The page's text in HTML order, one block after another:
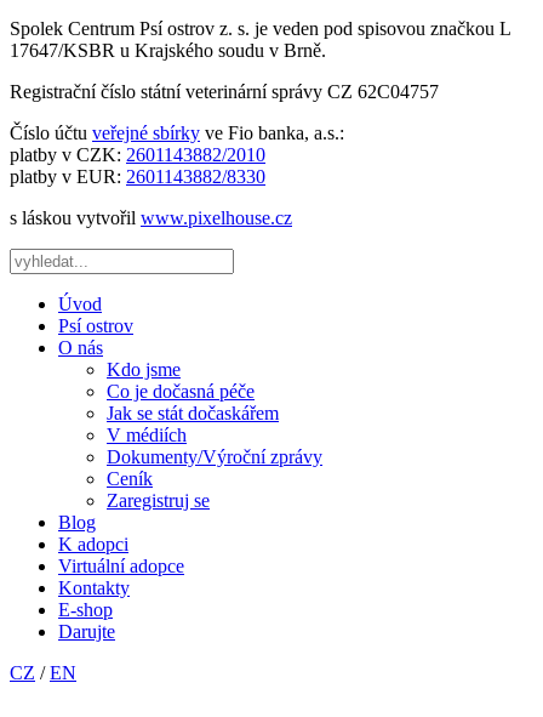
Spolek Centrum Psí ostrov z. s. je veden pod spisovou značkou L
17647/KSBR u Krajského soudu v Brně.
Registrační číslo státní veterinární správy CZ 62C04757
Číslo účtu veřejné sbírky ve Fio banka, a.s.:
platby v CZK: 2601143882/2010
platby v EUR: 2601143882/8330
s láskou vytvořil www.pixelhouse.cz
Úvod
Psí ostrov
O nás
Kdo jsme
Co je dočasná péče
Jak se stát dočaskářem
V médiích
Dokumenty/Výroční zprávy
Ceník
Zaregistruj se
Blog
K adopci
Virtuální adopce
Kontakty
E-shop
Darujte
CZ /EN